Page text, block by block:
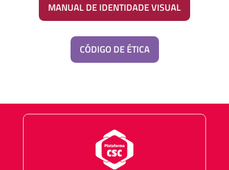
MANUAL DE IDENTIDADE VISUAL
CÓDIGO DE ÉTICA